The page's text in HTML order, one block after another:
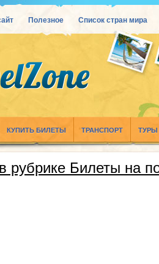
Полезное Список стран мира
КУПИТЬ БИЛЕТЫ ТРАНСПОРТ ТУРЫ
рубрике Билеты на